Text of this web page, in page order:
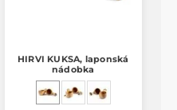
HIRVI KUKSA, laponská
nádobka